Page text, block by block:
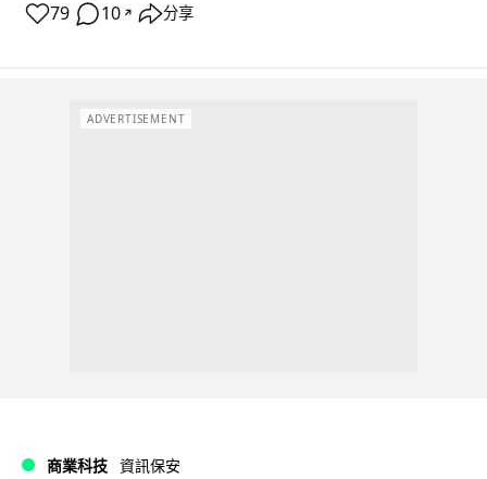
79 10 ↗ 分享
ADVERTISEMENT
商業科技 資訊保安